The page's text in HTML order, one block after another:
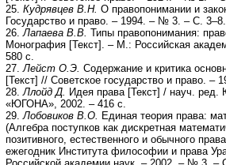
25. Кудрявцев В.Н. О правопонимании и
Государство и право. – 1994. – № 3. – С. 3–8.
26. Лапаева В.В. Типы правопонимания:
Монография [Текст]. – М.: Российская
580 с.
27. Лейст О.Э. Содержание и критика
[Текст] // Советское государство и право. –
28. Ллойд Д.
Идея права [Текст] / науч.
«ЮГОНА», 2002. – 416 с.
29. Лобовиков В.О.
Единая теория права:
(Алгебра поступков как дискретная
позитивного, естественного и обычного
ежегодник Института философии и права